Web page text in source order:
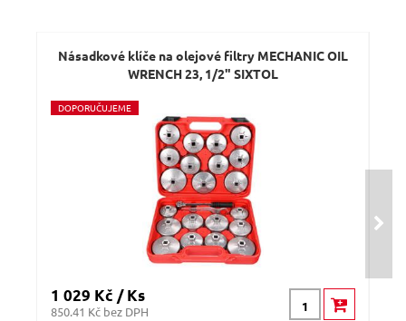
Násadkové klíče na olejové filtry MECHANIC OIL
WRENCH 23, 1/2" SIXTOL
DOPORUČUJEME
1 029 Kč / Ks
850.41 Kč bez DPH